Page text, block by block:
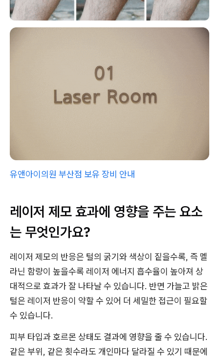
유앤아이의원 부산점 보유 장비 안내
레이저 제모 효과에 영향을 주는 요소
는 무엇인가요?
레이저 제모의 반응은 털의 굵기와 색상이 짙을수록, 즉 멜
라닌 함량이 높을수록 레이저 에너지 흡수율이 높아져 상
대적으로 효과가 잘 나타날 수 있습니다. 반면 가늘고 밝은
털은 레이저 반응이 약할 수 있어 더 세밀한 접근이 필요할
수 있습니다.
피부 타입과 호르몬 상태도 결과에 영향을 줄 수 있습니다.
같은 부위, 같은 횟수라도 개인마다 달라질 수 있기 때문에